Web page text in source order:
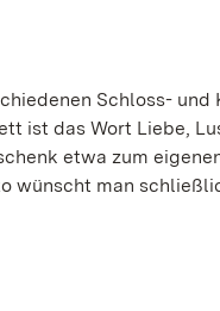
Schloss- und
ist das Wort Liebe,
etwa zum
wünscht man